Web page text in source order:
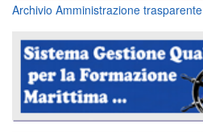
Archivio Amministrazione trasparente